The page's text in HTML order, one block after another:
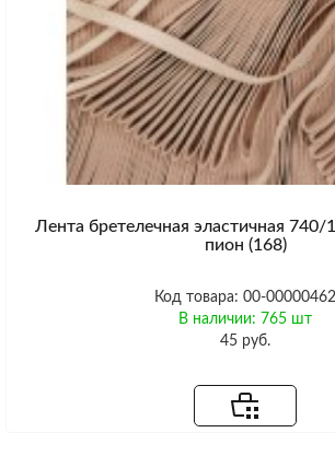
Лента бретелечная эластичная 740/
пион (168)
Код товара: 00-00000462
В наличии: 765 шт
45 руб.